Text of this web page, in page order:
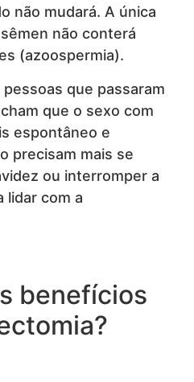
não mudará. A única
não conterá
(azoospermia).
que passaram
que o sexo com
espontâneo e
precisam mais se
ou interromper a
lidar com a
benefícios